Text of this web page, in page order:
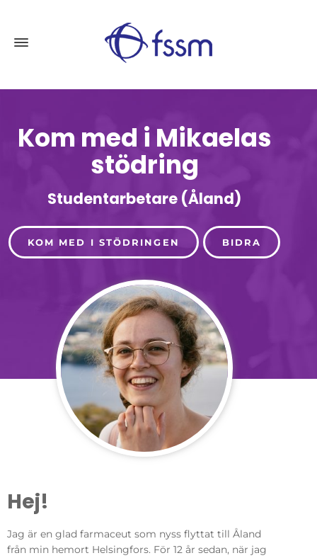
Kom med i Mikaelas
stödring
Studentarbetare (Åland)
KOM MED I STÖDRINGEN BIDRA
Hej!
Jag är en glad farmaceut som nyss flyttat till Åland
från min hemort Helsingfors. För 12 år sedan, när jag